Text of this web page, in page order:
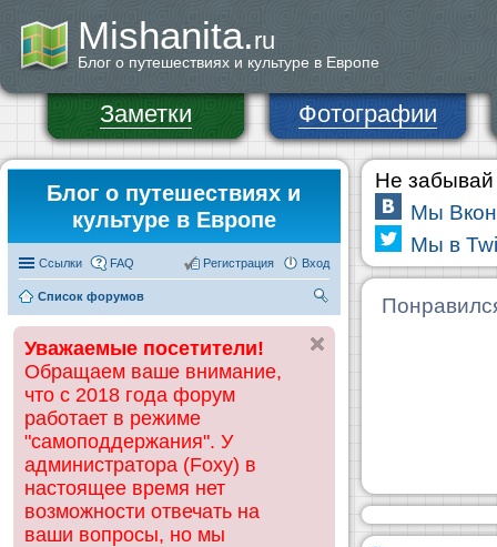
Mishanita.ru
Блог о путешествиях и культуре в Европе
Заметки Фотографии
Блог о путешествиях и
культуре в Европе
Ссылки FAQ Вход
Регистрация
Список форумов
ск
Уважаемые посетители!
Обращаем ваше внимание,
что с 2018 года форум
работает в режиме
"самоподдержания". У
администратора (Foxy) в
настоящее время нет
возможности отвечать на
ваши вопросы, но мы
Не забывай
Мы
Мы в